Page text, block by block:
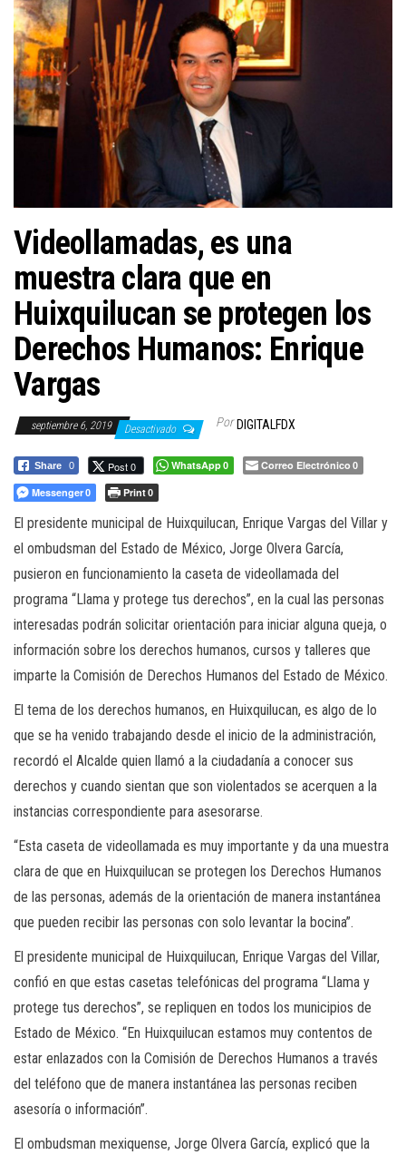
Videollamadas, es una
muestra clara que en
Huixquilucan se protegen los
Derechos Humanos: Enrique
Vargas
septiembre 6, 2019 Desactivado Por DIGITALFDX
Share 0 Post 0 WhatsApp0 Correo Electrónico 0
Messenger0 Print0
El presidente municipal de Huixquilucan, Enrique Vargas del Villar y
el ombudsman del Estado de México, Jorge Olvera García,
pusieron en funcionamiento la caseta de videollamada del
programa “Llama y protege tus derechos”, en la cual las personas
interesadas podrán solicitar orientación para iniciar alguna queja, o
información sobre los derechos humanos, cursos y talleres que
imparte la Comisión de Derechos Humanos del Estado de México.
El tema de los derechos humanos, en Huixquilucan, es algo de lo
que se ha venido trabajando desde el inicio de la administración,
recordó el Alcalde quien llamó a la ciudadanía a conocer sus
derechos y cuando sientan que son violentados se acerquen a la
instancias correspondiente para asesorarse.
“Esta caseta de videollamada es muy importante y da una muestra
clara de que en Huixquilucan se protegen los Derechos Humanos
de las personas, además de la orientación de manera instantánea
que pueden recibir las personas con solo levantar la bocina”.
El presidente municipal de Huixquilucan, Enrique Vargas del Villar,
confió en que estas casetas telefónicas del programa “Llama y
protege tus derechos”, se repliquen en todos los municipios de
Estado de México. “En Huixquilucan estamos muy contentos de
estar enlazados con la Comisión de Derechos Humanos a través
del teléfono que de manera instantánea las personas reciben
asesoría o información”.
El ombudsman mexiquense, Jorge Olvera García, explicó que la